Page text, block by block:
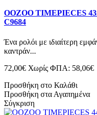
OOZOO TIMEPIECES
C9684
Ένα ρολόι με ιδιαίτερη
καντράν...
72,00€ Χωρίς ΦΠΑ: 58,06€
Προσθήκη στο Καλάθι
Προσθήκη στα Αγαπημένα
Σύγκριση